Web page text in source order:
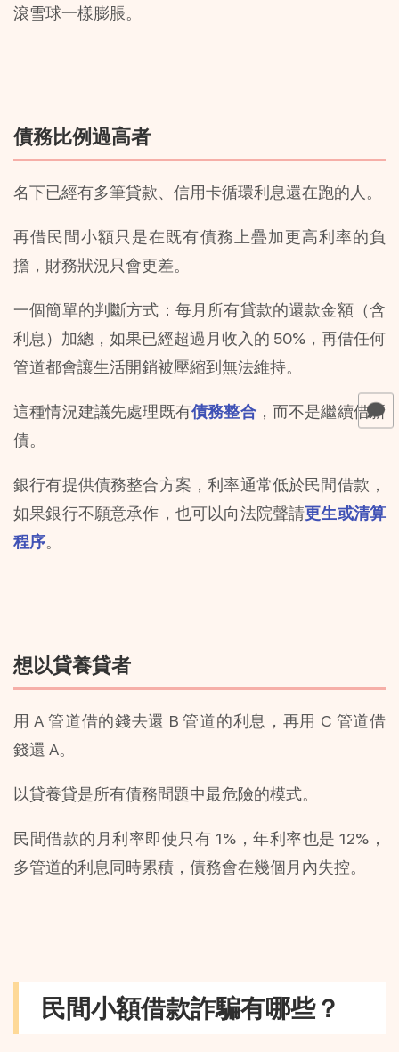
滾雪球一樣膨脹。
債務比例過高者
名下已經有多筆貸款、信用卡循環利息還在跑的人。
再借民間小額只是在既有債務上疊加更高利率的負
擔，財務狀況只會更差。
一個簡單的判斷方式：每月所有貸款的還款金額（含
利息）加總，如果已經超過月收入的 50%，再借任何
管道都會讓生活開銷被壓縮到無法維持。
這種情況建議先處理既有債務整合，而不是繼續借新
債。
銀行有提供債務整合方案，利率通常低於民間借款，
如果銀行不願意承作，也可以向法院聲請更生或清算
程序。
想以貸養貸者
用 A 管道借的錢去還 B 管道的利息，再用 C 管道借
錢還 A。
以貸養貸是所有債務問題中最危險的模式。
民間借款的月利率即使只有 1%，年利率也是 12%，
多管道的利息同時累積，債務會在幾個月內失控。
民間小額借款詐騙有哪些？